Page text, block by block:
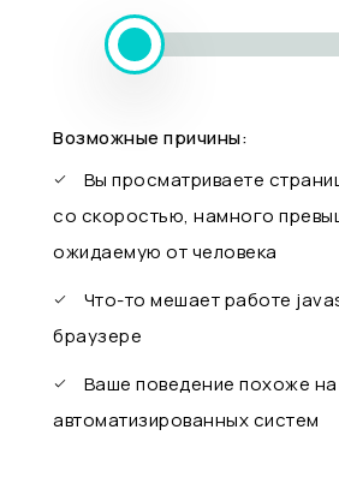
Возможные причины:
Вы просматриваете
со скоростью, намного
ожидаемую от человека
Что-то мешает работе
браузере
Ваше поведение похоже
автоматизированных систем